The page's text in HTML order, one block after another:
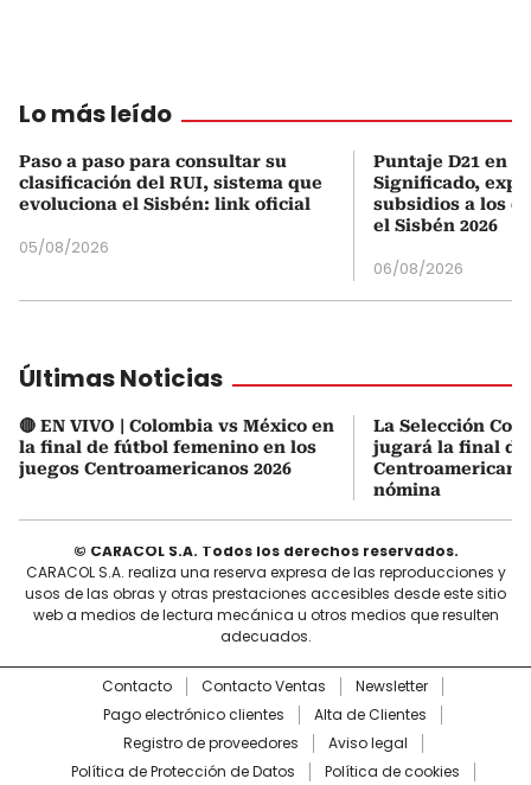
Lo más leído
Paso a paso para consultar su
clasificación del RUI, sistema que
evoluciona el Sisbén: link oficial
05/08/2026
Puntaje D21 en
Significado,
subsidios a los
el Sisbén 2026
06/08/2026
Últimas Noticias
🔴 EN VIVO | Colombia vs México en
la final de fútbol femenino en los
juegos Centroamericanos 2026
La Selección
jugará la final de
nómina
© CARACOL S.A. Todos los derechos reservados.
CARACOL S.A. realiza una reserva expresa de las reproducciones y
usos de las obras y otras prestaciones accesibles desde este sitio
web a medios de lectura mecánica u otros medios que resulten
adecuados.
Contacto Contacto Ventas
Newsletter
Pago electrónico clientes
Alta de Clientes
Registro de proveedores
Aviso legal
Política de Protección de Datos
Política de cookies